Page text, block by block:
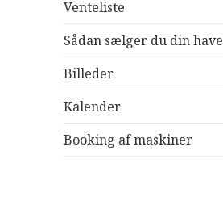
Venteliste
Sådan sælger du din have
Billeder
Kalender
Booking af maskiner